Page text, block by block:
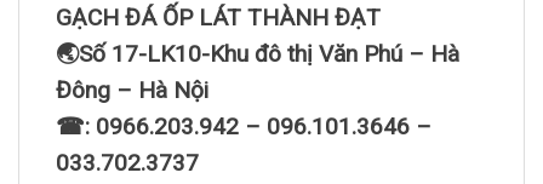
GẠCH ĐÁ ỐP LÁT THÀNH ĐẠT
🌏Số 17-LK10-Khu đô thị Văn Phú – Hà
Đông – Hà Nội
☎: 0966.203.942 – 096.101.3646 –
033.702.3737